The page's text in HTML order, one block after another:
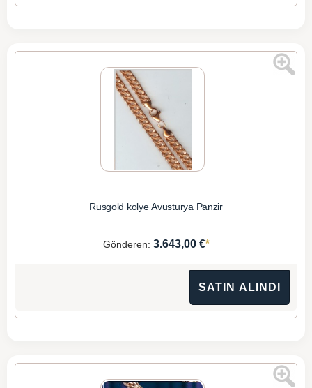
Rusgold kolye Avusturya Panzir
Gönderen: 3.643,00 €*
SATIN ALINDI